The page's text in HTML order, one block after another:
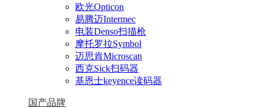
欧光Opticon
易腾迈Intermec
电装Denso扫描枪
摩托罗拉Symbol
迈思肯Microscan
西克Sick扫码器
基恩士keyence读码器
国产品牌